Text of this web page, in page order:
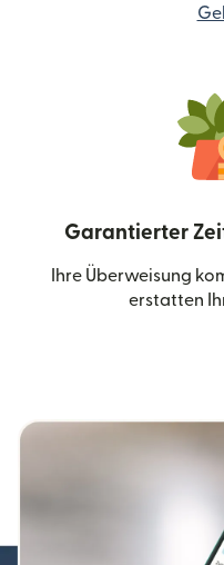
Garantierter
Ihre Überweisung
erstatten